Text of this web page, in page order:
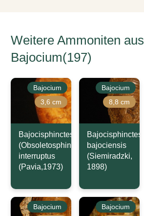
Weitere Ammoniten aus
Bajocium(197)
Bajocium
3,6 cm
Bajocisphinctes
(Obsoletosphinctes)
interruptus
(Pavia,1973)
Bajocium
8,8 cm
Bajocisphinctes
bajociensis
(Siemiradzki,
1898)
Bajocium
Bajocium